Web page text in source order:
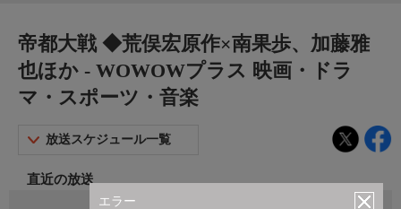
エラー
帝都大戦 ◆荒俣宏原作×南果歩、加藤雅
也ほか - WOWOWプラス 映画・ドラ
マ・スポーツ・音楽
放送スケジュール一覧
直近の放送